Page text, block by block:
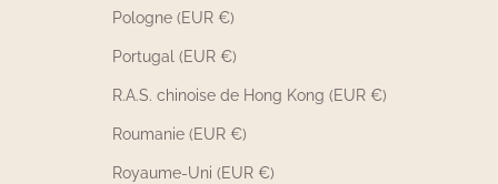
Pologne (EUR €)
Portugal (EUR €)
R.A.S. chinoise de Hong Kong (EUR €)
Roumanie (EUR €)
Royaume-Uni (EUR €)